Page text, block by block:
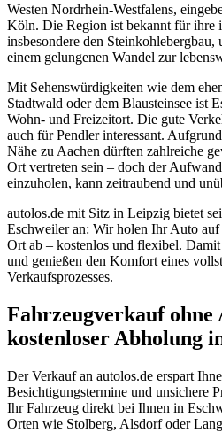
Westen Nordrhein-Westfalens,
Köln. Die Region ist bekannt für ihre
insbesondere den
einem gelungenen Wandel zur
Mit Sehenswürdigkeiten wie dem
Stadtwald oder dem Blausteinsee ist
Wohn- und Freizeitort. Die gute
auch für Pendler interessant.
Nähe zu Aachen dürften zahlreiche
Ort vertreten sein – doch der
einzuholen, kann zeitraubend und
autolos.de mit Sitz in Leipzig bietet
Eschweiler an: Wir holen Ihr Auto
Ort ab – kostenlos und flexibel.
und genießen den Komfort eines
Verkaufsprozesses.
Fahrzeugverkauf ohne
kostenloser Abholung
Der Verkauf an autolos.de erspart
Besichtigungstermine und unsichere
Ihr Fahrzeug direkt bei Ihnen in
Orten wie Stolberg, Alsdorf oder